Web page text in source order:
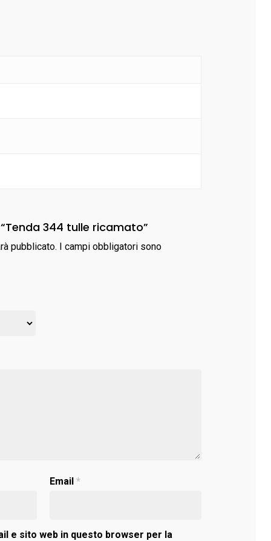
344 tulle ricamato”
pubblicato. I campi obbligatori sono
Email *
e sito web in questo browser per la